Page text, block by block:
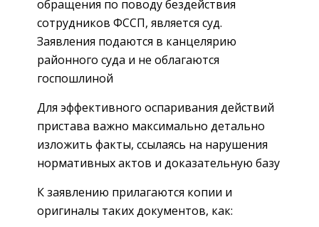
обращения по поводу бездействия
сотрудников ФССП, является суд.
Заявления подаются в канцелярию
районного суда и не облагаются
госпошлиной
Для эффективного оспаривания действий
пристава важно максимально детально
изложить факты, ссылаясь на нарушения
нормативных актов и доказательную базу
К заявлению прилагаются копии и
оригиналы таких документов, как: